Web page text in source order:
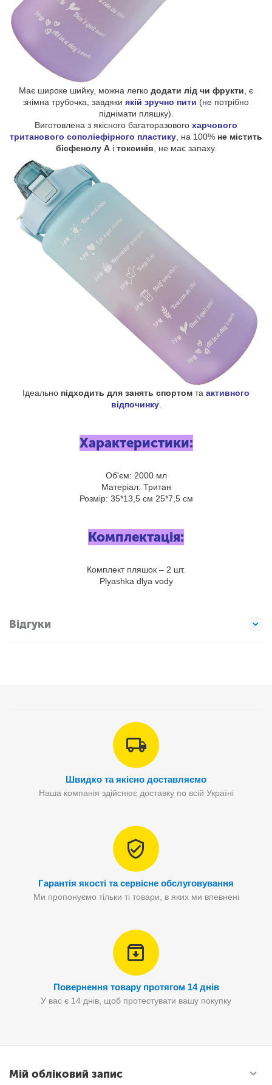
Має широке шийку, можна легко додати лід чи фрукти , є
знімна трубочка, завдяки якій зручно пити (не потрібно
піднімати пляшку).
Виготовлена з якісного багаторазового харчового
тританового сополіефірного пластику , на 100% не містить
бісфенолу Аі токсинів , не має запаху.
Ідеально підходить для занять спортом та активного
відпочинку.
Характеристики:
Об'єм: 2000 мл
Матеріал: Тритан
Розмір: 35*13,5 см 25*7,5 см
Комплектація:
Комплект пляшок – 2 шт.
Plyashka dlya vody
Відгуки
Швидко та якісно доставляємо
Наша компанія здійснює доставку по всій Україні
Гарантія якості та сервісне обслуговування
Ми пропонуємо тільки ті товари, в яких ми впевнені
Повернення товару протягом 14 днів
У вас є 14 днів, щоб протестувати вашу покупку
Мій обліковий запис